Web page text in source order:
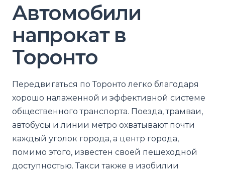
Автомобили
напрокат в
Торонто
Передвигаться по Торонто легко благодаря
хорошо налаженной и эффективной системе
общественного транспорта. Поезда, трамваи,
автобусы и линии метро охватывают почти
каждый уголок города, а центр города,
помимо этого, известен своей пешеходной
доступностью. Такси также в изобилии